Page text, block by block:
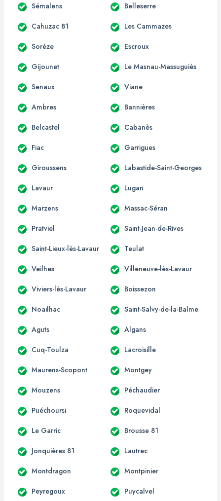
Sémalens Belleserre
Cahuzac 81 Les Cammazes
Sorèze Escroux
Gijounet Le Masnau-Massuguiès
Senaux Viane
Ambres Bannières
Belcastel Cabanès
Fiac Garrigues
Giroussens Labastide-Saint-Georges
Lavaur Lugan
Marzens Massac-Séran
Pratviel Saint-Jean-de-Rives
Saint-Lieux-lès-Lavaur Teulat
Veilhes Villeneuve-lès-Lavaur
Viviers-lès-Lavaur Boissezon
Noailhac Saint-Salvy-de-la-Balme
Aguts Algans
Cuq-Toulza Lacroisille
Maurens-Scopont Montgey
Mouzens Péchaudier
Puéchoursi Roquevidal
Le Garric Brousse 81
Jonquières 81 Lautrec
Montdragon Montpinier
Peyregoux Puycalvel